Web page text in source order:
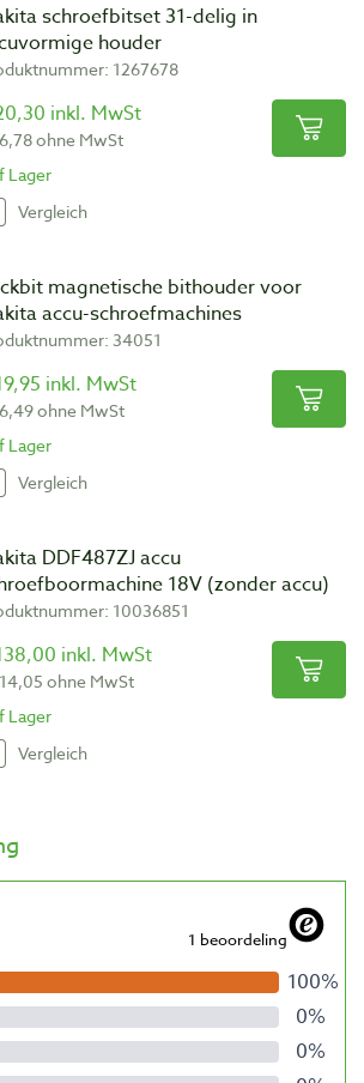
schroefbitset 31-delig in
houder
1267678
inkl. MwSt
ohne MwSt
Lager
Vergleich
magnetische bithouder voor
accu-schroefmachines
34051
inkl. MwSt
ohne MwSt
Lager
Vergleich
DDF487ZJ accu
18V (zonder accu)
10036851
inkl. MwSt
ohne MwSt
Lager
Vergleich